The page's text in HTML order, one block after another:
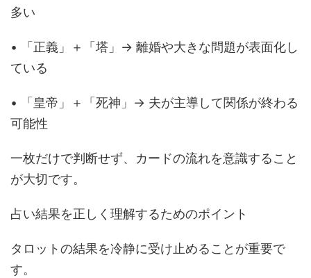
多い
• 「正義」＋「塔」→ 離婚や大きな問題が表面化し
ている
• 「皇帝」＋「死神」→ 夫が主導して関係が終わる
可能性
一枚だけで判断せず、カードの流れを意識すること
が大切です。
占い結果を正しく理解するためのポイント
タロットの結果を冷静に受け止めることが重要で
す。